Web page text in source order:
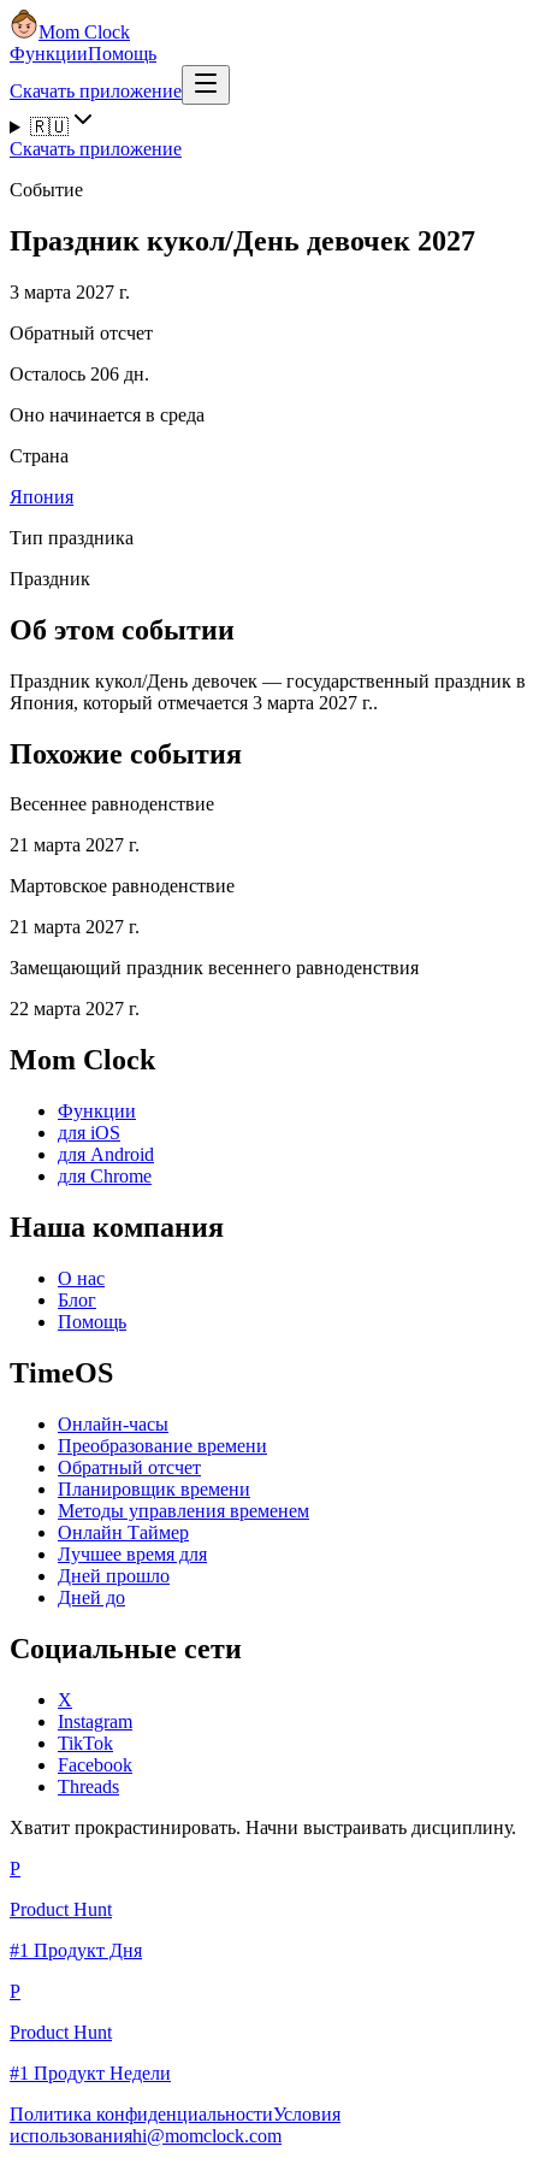
Mom Clock
ФункцииПомощь
Скачать приложение
🇷🇺
Скачать приложение
Событие
Праздник кукол/День девочек 2027
3 марта 2027 г.
Обратный отсчет
Осталось 206 дн.
Оно начинается в среда
Страна
Япония
Тип праздника
Праздник
Об этом событии
Праздник кукол/День девочек — государственный праздник в
Япония, который отмечается 3 марта 2027 г..
Похожие события
Весеннее равноденствие
21 марта 2027 г.
Мартовское равноденствие
21 марта 2027 г.
Замещающий праздник весеннего равноденствия
22 марта 2027 г.
Mom Clock
Функции
для iOS
для Android
для Chrome
Наша компания
О нас
Блог
Помощь
TimeOS
Онлайн-часы
Преобразование времени
Обратный отсчет
Планировщик времени
Методы управления временем
Онлайн Таймер
Лучшее время для
Дней прошло
Дней до
Социальные сети
X
Instagram
TikTok
Facebook
Threads
Хватит прокрастинировать. Начни выстраивать дисциплину.
P
Product Hunt
#1 Продукт Дня
P
Product Hunt
#1 Продукт Недели
Политика конфиденциальностиУсловия
использованияhi@momclock.com